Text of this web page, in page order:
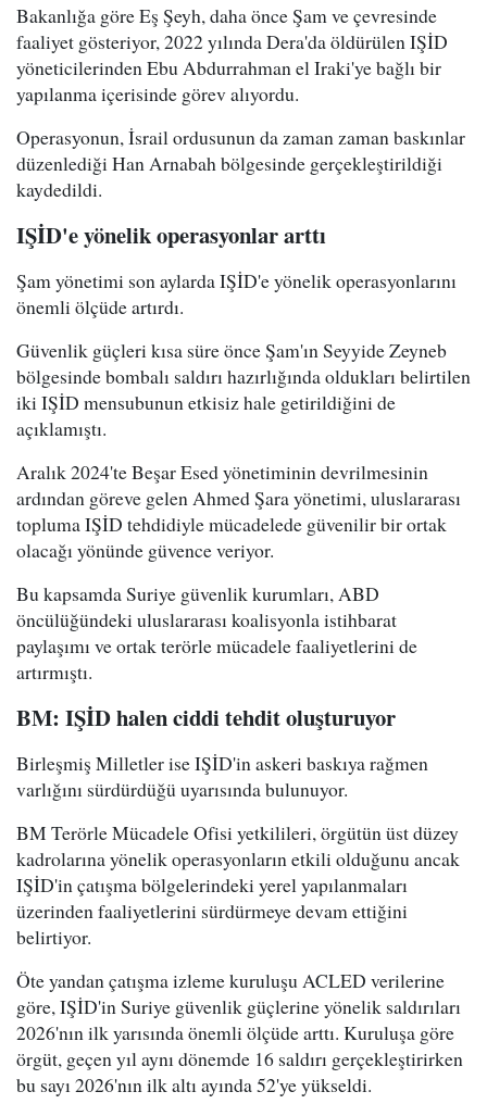
Bakanlığa göre Eş Şeyh, daha önce Şam ve çevresinde
faaliyet gösteriyor, 2022 yılında Dera'da öldürülen IŞİD
yöneticilerinden Ebu Abdurrahman el Iraki'ye bağlı bir
yapılanma içerisinde görev alıyordu.
Operasyonun, İsrail ordusunun da zaman zaman baskınlar
düzenlediği Han Arnabah bölgesinde gerçekleştirildiği
kaydedildi.
IŞİD'e yönelik operasyonlar arttı
Şam yönetimi son aylarda IŞİD'e yönelik operasyonlarını
önemli ölçüde artırdı.
Güvenlik güçleri kısa süre önce Şam'ın Seyyide Zeyneb
bölgesinde bombalı saldırı hazırlığında oldukları belirtilen
iki IŞİD mensubunun etkisiz hale getirildiğini de
açıklamıştı.
Aralık 2024'te Beşar Esed yönetiminin devrilmesinin
ardından göreve gelen Ahmed Şara yönetimi, uluslararası
topluma IŞİD tehdidiyle mücadelede güvenilir bir ortak
olacağı yönünde güvence veriyor.
Bu kapsamda Suriye güvenlik kurumları, ABD
öncülüğündeki uluslararası koalisyonla istihbarat
paylaşımı ve ortak terörle mücadele faaliyetlerini de
artırmıştı.
BM: IŞİD halen ciddi tehdit oluşturuyor
Birleşmiş Milletler ise IŞİD'in askeri baskıya rağmen
varlığını sürdürdüğü uyarısında bulunuyor.
BM Terörle Mücadele Ofisi yetkilileri, örgütün üst düzey
kadrolarına yönelik operasyonların etkili olduğunu ancak
IŞİD'in çatışma bölgelerindeki yerel yapılanmaları
üzerinden faaliyetlerini sürdürmeye devam ettiğini
belirtiyor.
Öte yandan çatışma izleme kuruluşu ACLED verilerine
göre, IŞİD'in Suriye güvenlik güçlerine yönelik saldırıları
2026'nın ilk yarısında önemli ölçüde arttı. Kuruluşa göre
örgüt, geçen yıl aynı dönemde 16 saldırı gerçekleştirirken
bu sayı 2026'nın ilk altı ayında 52'ye yükseldi.